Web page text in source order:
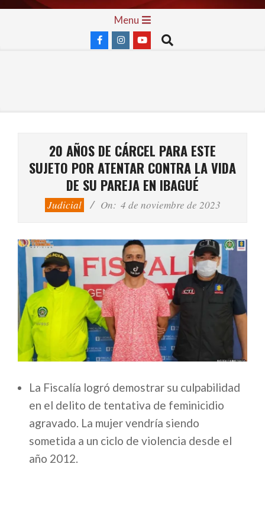
Skip
Menu
Search
20 AÑOS DE CÁRCEL PARA ESTE
SUJETO POR ATENTAR CONTRA LA VIDA
DE SU PAREJA EN IBAGUÉ
Judicial On: 4 de noviembre de 2023
La Fiscalía logró demostrar su culpabilidad
en el delito de tentativa de feminicidio
agravado. La mujer vendría siendo
sometida a un ciclo de violencia desde el
año 2012.